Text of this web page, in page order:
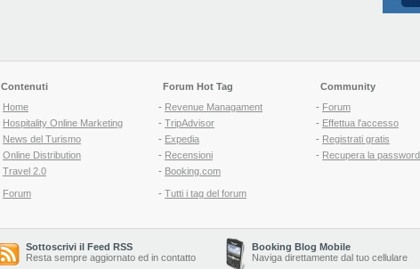
Contenuti
Home
Hospitality Online Marketing
News del Turismo
Online Distribution
Travel 2.0
Forum
Forum Hot Tag
- Revenue Managament
- TripAdvisor
- Expedia
- Recensioni
- Booking.com
- Tutti i tag del forum
Community
- Forum
- Effettua l'accesso
- Registrati gratis
- Recupera la password
Sottoscrivi il Feed RSS
Resta sempre aggiornato ed in contatto
Booking Blog Mobile
Naviga direttamente dal tuo cellulare